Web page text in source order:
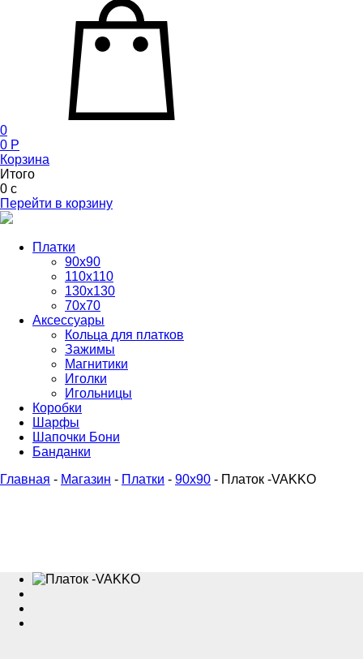
0
0 P
Корзина
Итого
0 c
Перейти в корзину
Платки
90x90
110x110
130x130
70х70
Аксессуары
Кольца для платков
Зажимы
Магнитики
Иголки
Игольницы
Коробки
Шарфы
Шапочки Бони
Банданки
Главная - Магазин - Платки - 90x90 - Платок -VAKKO